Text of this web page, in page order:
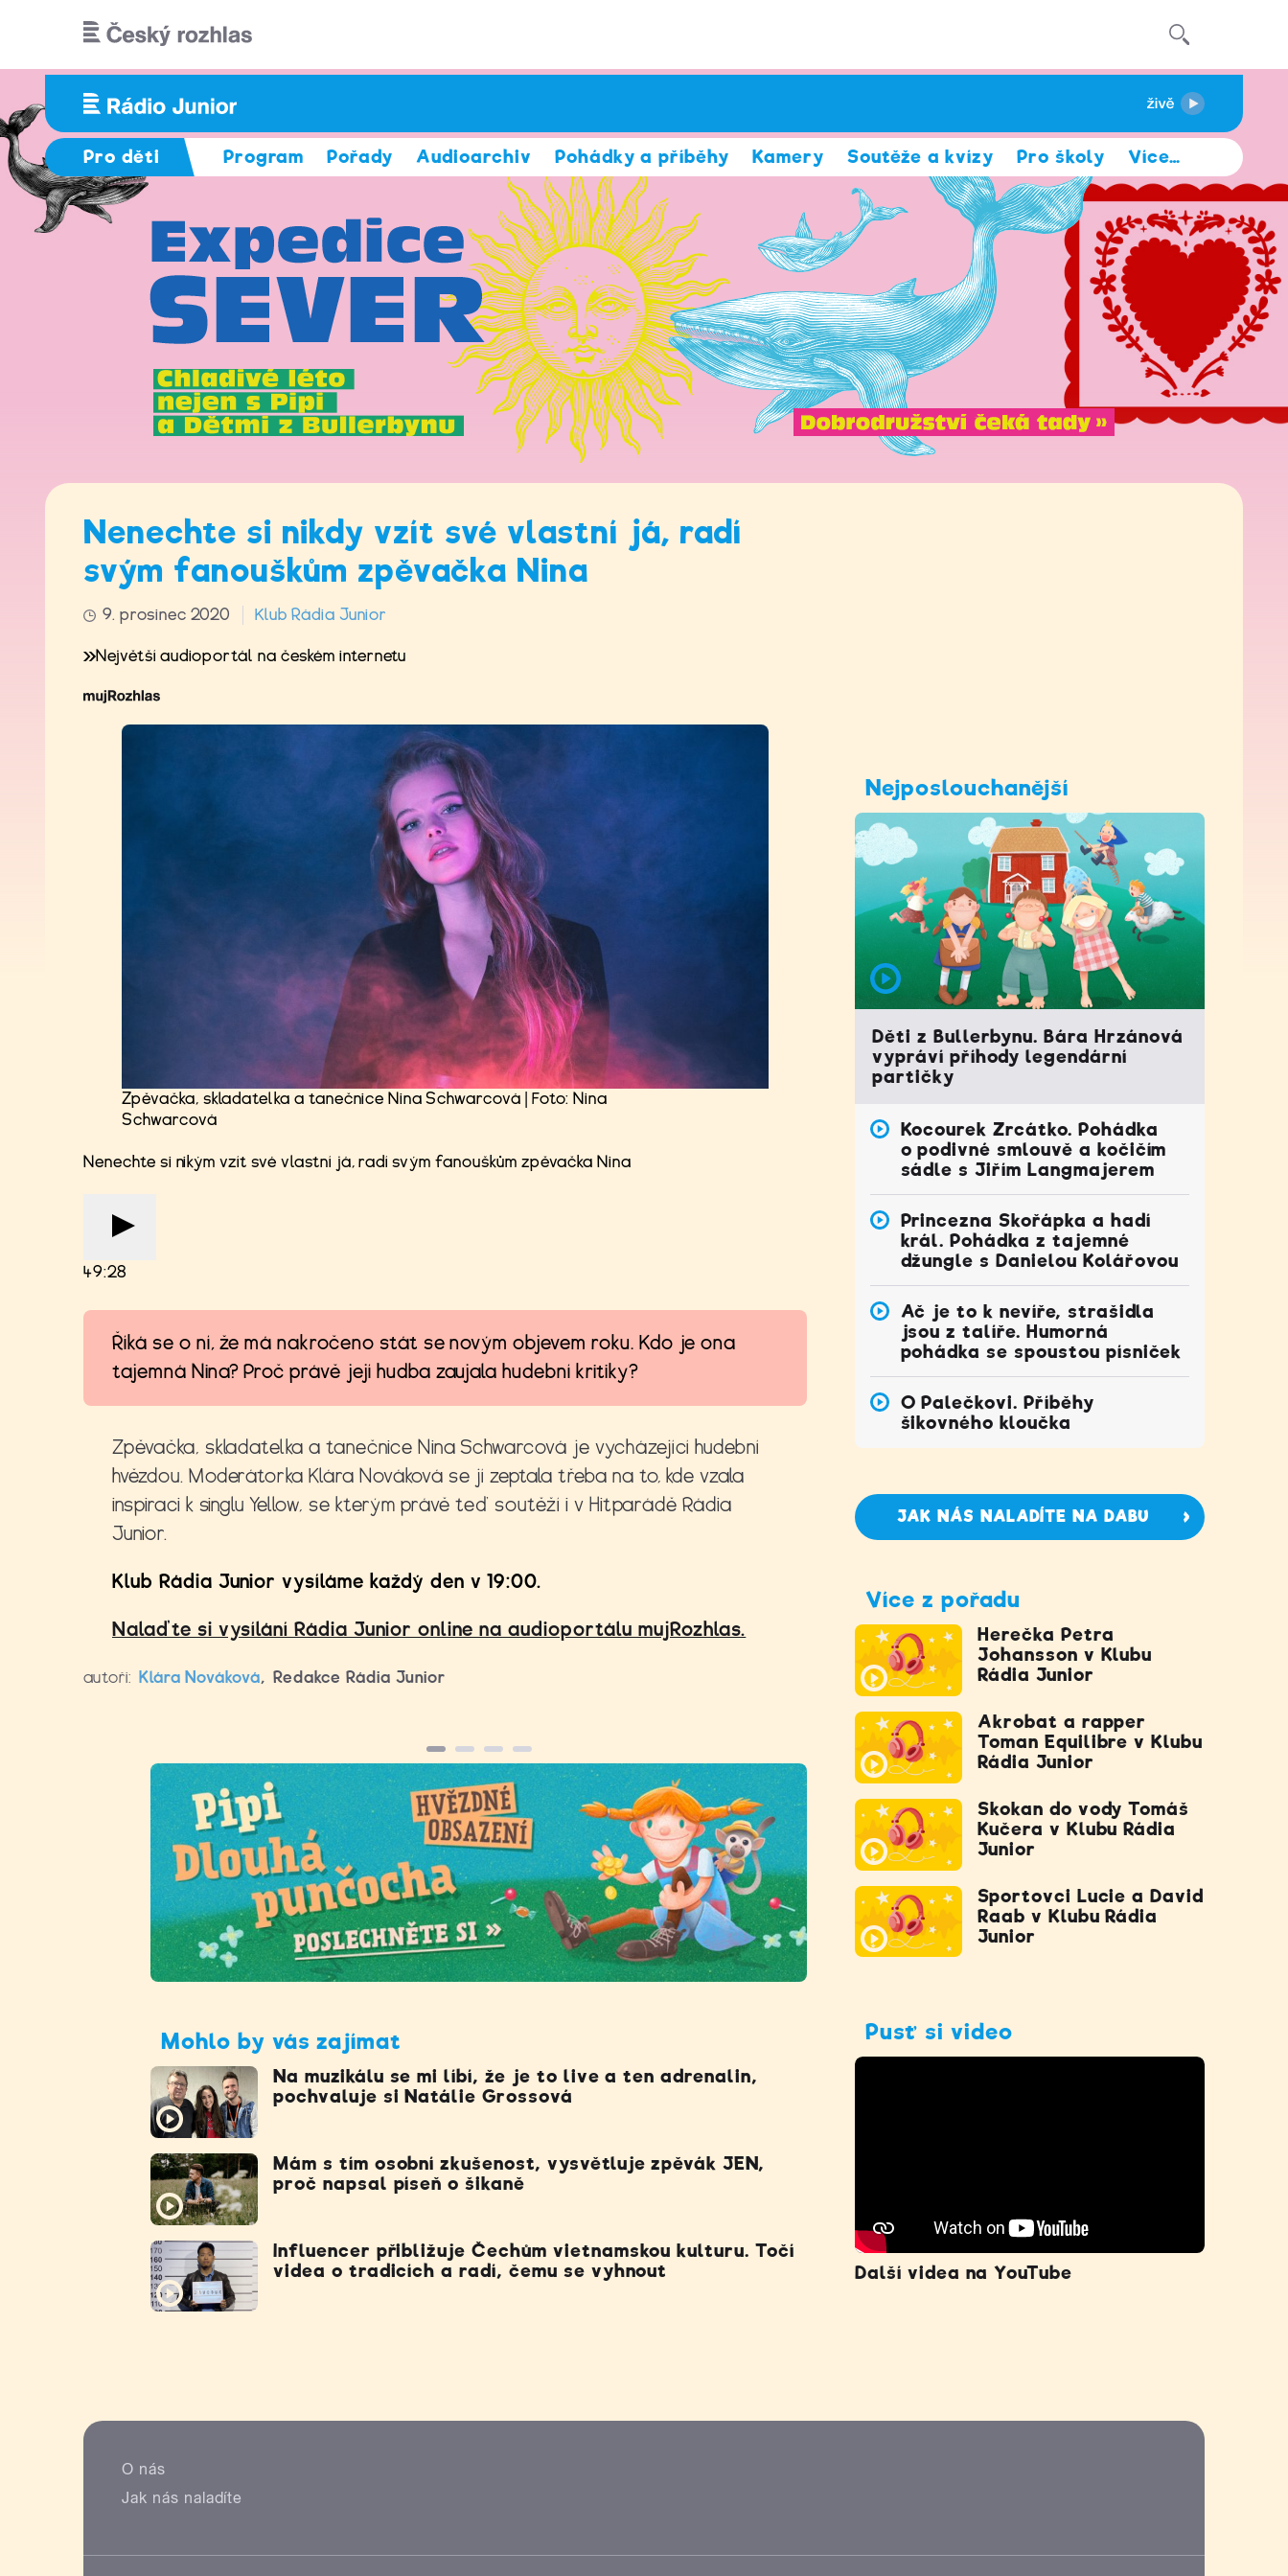
Pro děti Program Pořady Audioarchiv Pohádky a příběhy Kamery Soutěže a kvízy Pro školy Více…
Nenechte si nikdy vzít své vlastní já, radí
svým fanouškům zpěvačka Nina
9. prosinec 2020 Klub Rádia Junior
Největší audioportál na českém internetu
Zpěvačka, skladatelka a tanečnice Nina Schwarcová | Foto: Nina
Schwarcová
Nenechte si nikým vzít své vlastní já, radí svým fanouškům zpěvačka Nina
49:28
Říká se o ní, že má nakročeno stát se novým objevem roku. Kdo je ona
tajemná Nina? Proč právě její hudba zaujala hudební kritiky?
Zpěvačka, skladatelka a tanečnice Nina Schwarcová je vycházející hudební
hvězdou. Moderátorka Klára Nováková se jí zeptala třeba na to, kde vzala
inspiraci k singlu Yellow, se kterým právě teď soutěží i v Hitparádě Rádia
Junior.
Klub Rádia Junior vysíláme každý den v 19:00.
Nalaďte si vysílání Rádia Junior online na audioportálu mujRozhlas.
autoři: Klára Nováková, Redakce Rádia Junior
Mohlo by vás zajímat
Na muzikálu se mi líbí, že je to live a ten adrenalin,
pochvaluje si Natálie Grossová
Mám s tím osobní zkušenost, vysvětluje zpěvák JEN,
proč napsal píseň o šikaně
Influencer přibližuje Čechům vietnamskou kulturu. Točí
videa o tradicích a radí, čemu se vyhnout
Nejposlouchanější
Děti z Bullerbynu. Bára Hrzánová
vypráví příhody legendární
partičky
Kocourek Zrcátko. Pohádka
o podivné smlouvě a kočičím
sádle s Jiřím Langmajerem
Princezna Skořápka a hadí
král. Pohádka z tajemné
džungle s Danielou Kolářovou
Ač je to k nevíře, strašidla
jsou z talíře. Humorná
pohádka se spoustou písniček
O Palečkovi. Příběhy
šikovného kloučka
JAK NÁS NALADÍTE NA DABU
Více z pořadu
Herečka Petra
Johansson v Klubu
Rádia Junior
Akrobat a rapper
Toman Equilibre v Klubu
Rádia Junior
Skokan do vody Tomáš
Kučera v Klubu Rádia
Junior
Sportovci Lucie a David
Raab v Klubu Rádia
Junior
Pusť si video
Další videa na YouTube
O nás
Jak nás naladíte